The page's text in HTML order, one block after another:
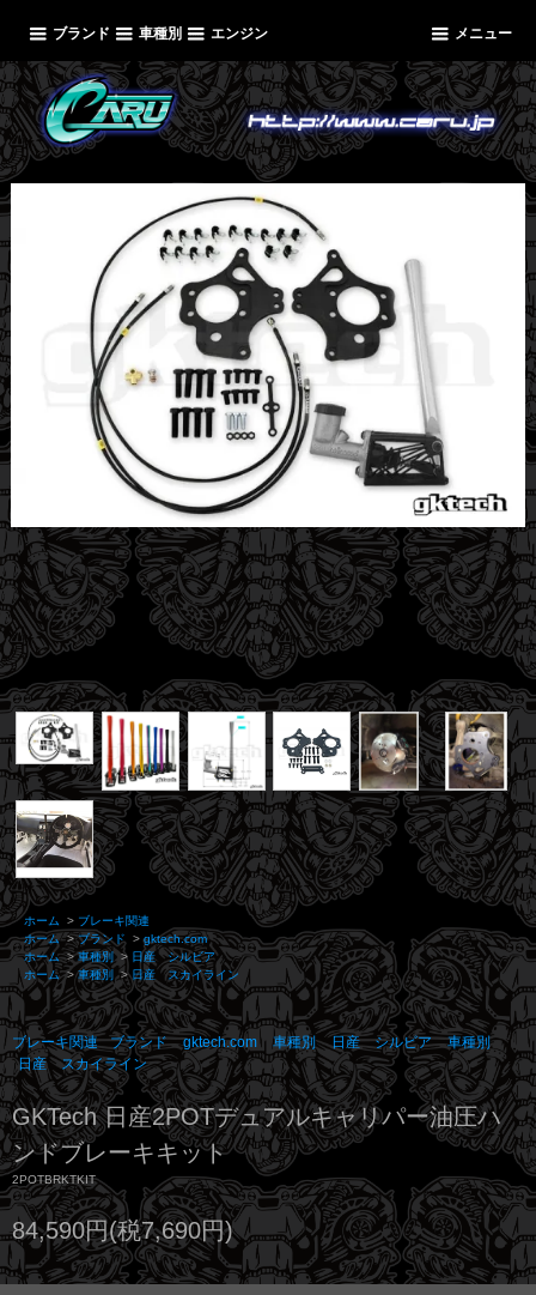
ブランド 車種別 エンジン メニュー
ホーム > ブレーキ関連
ホーム >ブランド > gktech.com
ホーム >車種別 > 日産 シルビア
ホーム >車種別 >日産 スカイライン
ブレーキ関連 ブランド gktech.com 車種別 日産 シルビア
車種別
日産 スカイライン
GKTech 日産2POTデュアルキャリパー油圧ハ
ンドブレーキキット
2POTBRKTKIT
84,590円(税7,690円)